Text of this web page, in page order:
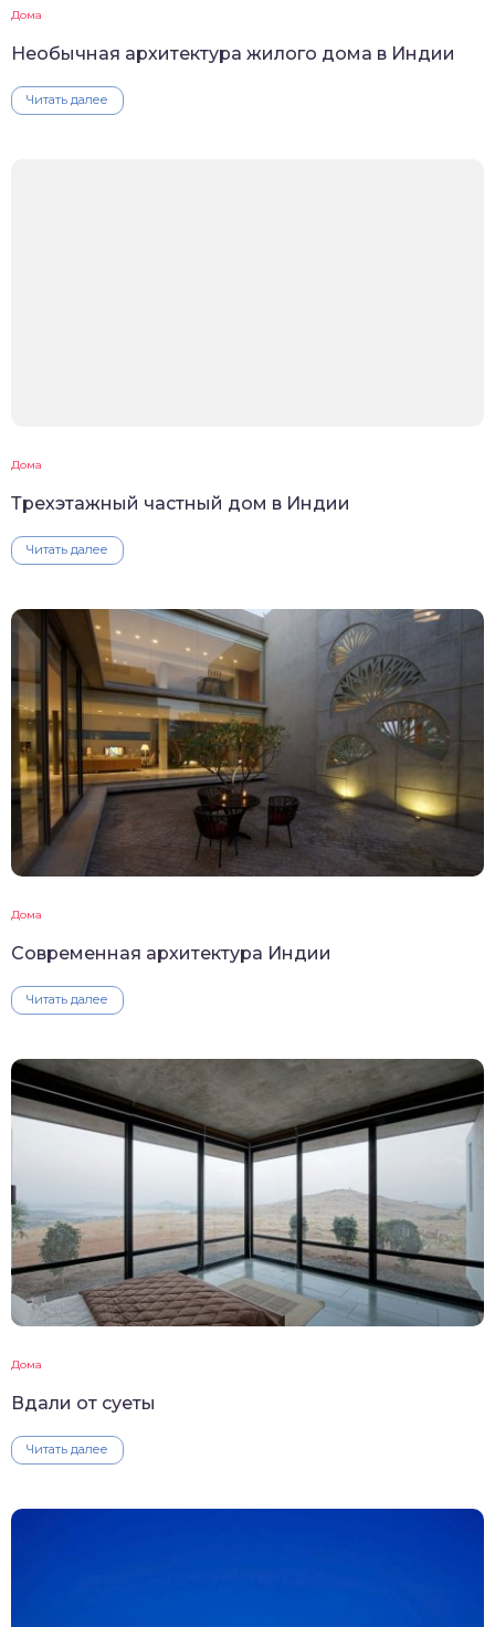
Дома
Необычная архитектура жилого дома в Индии
Читать далее
Дома
Трехэтажный частный дом в Индии
Читать далее
Дома
Современная архитектура Индии
Читать далее
Дома
Вдали от суеты
Читать далее